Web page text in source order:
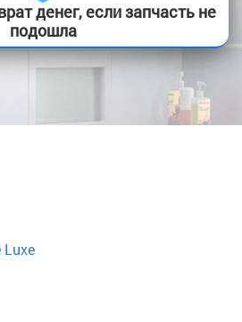
денег, если запчасть не
подошла